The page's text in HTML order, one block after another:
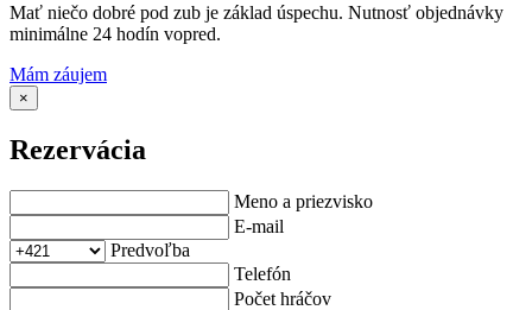
Mať niečo dobré pod zub je základ úspechu. Nutnosť objednávky
minimálne 24 hodín vopred.
Mám záujem
×
Rezervácia
Meno a priezvisko
E-mail
Predvoľba
Telefón
Počet hráčov